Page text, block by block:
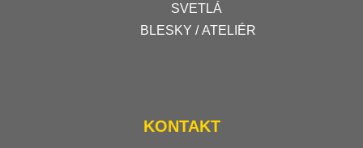
SVETLÁ
BLESKY / ATELIÉR
KONTAKT